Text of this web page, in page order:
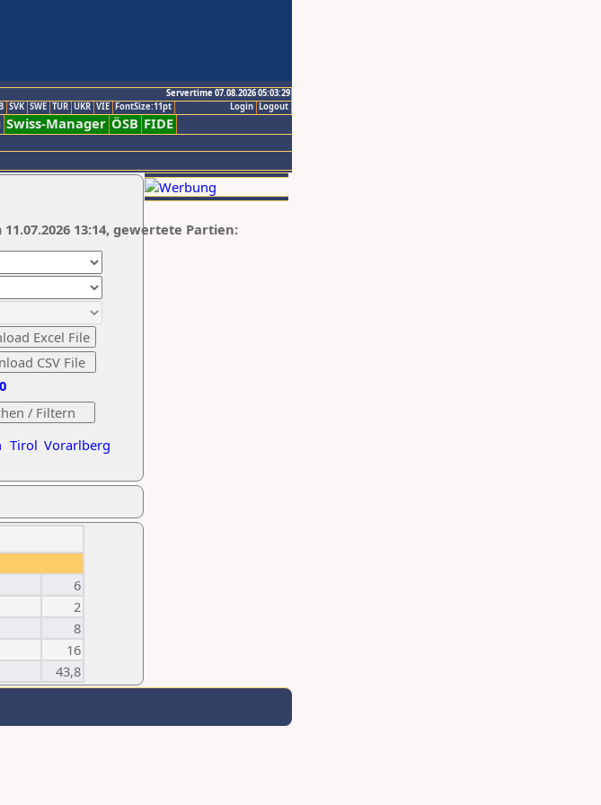
Servertime 07.08.2026 05:03:29
Logout
Login
SVK SWE TUR UKR VIE FontSize:11pt
Swiss-Manager ÖSB FIDE
Tirol Vorarlberg
13:14, gewertete Partien:
6
2
8
16
43,8